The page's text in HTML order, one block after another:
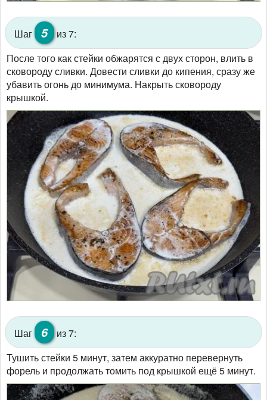
Шаг 5
из 7:
После того как стейки обжарятся с двух сторон, влить в
сковороду сливки. Довести сливки до кипения, сразу же
убавить огонь до минимума. Накрыть сковороду
крышкой.
Шаг 6
из 7:
Тушить стейки 5 минут, затем аккуратно перевернуть
форель и продолжать томить под крышкой ещё 5 минут.